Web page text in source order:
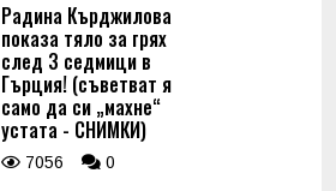
Радина Кърджилова
показа тяло за грях
след 3 седмици в
Гърция! (съветват я
само да си „махне“
устата - СНИМКИ)
7056 0